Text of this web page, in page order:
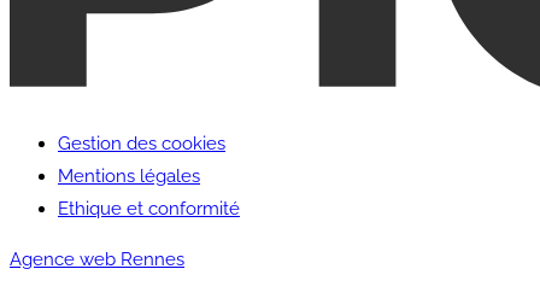
Gestion des cookies
Mentions légales
Ethique et conformité
Agence web Rennes